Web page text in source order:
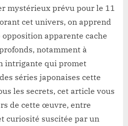
mystérieux prévu pour le 11
cet univers, on apprend
apparente cache
notamment à
intrigante qui promet
séries japonaises cette
les secrets, cet article vous
de cette œuvre, entre
curiosité suscitée par un